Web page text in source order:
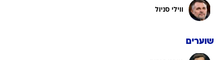
ווילי סניול
שוערים